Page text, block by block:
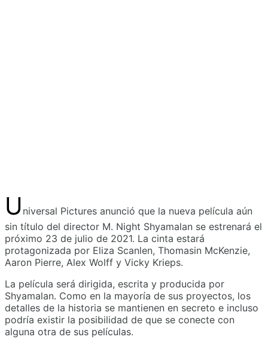
U niversal Pictures anunció que la nueva película aún
sin título del director M. Night Shyamalan se estrenará el
próximo 23 de julio de 2021. La cinta estará
protagonizada por Eliza Scanlen, Thomasin McKenzie,
Aaron Pierre, Alex Wolff y Vicky Krieps.
La película será dirigida, escrita y producida por
Shyamalan. Como en la mayoría de sus proyectos, los
detalles de la historia se mantienen en secreto e incluso
podría existir la posibilidad de que se conecte con
alguna otra de sus películas.